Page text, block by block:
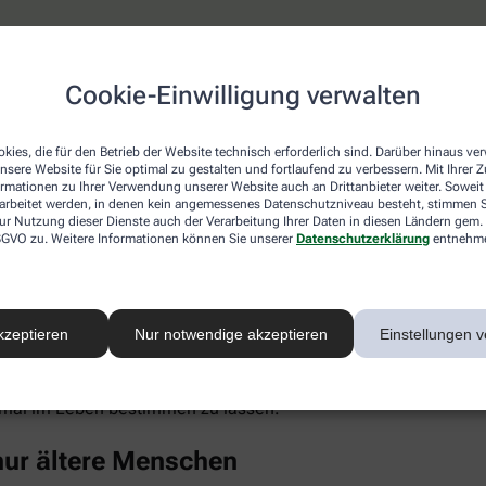
Cookie-Einwilligung verwalten
die für den Betrieb der Website technisch erforderlich sind. Darüber hinaus
Website für Sie optimal zu gestalten und fortlaufend zu verbessern. Mit Ihrer
zu Ihrer Verwendung unserer Website auch an Drittanbieter weiter. Soweit
werden, in denen kein angemessenes Datenschutzniveau besteht, stimmen
Nutzung dieser Dienste auch der Verarbeitung Ihrer Daten in diesen Ländern
zu. Weitere Informationen können Sie unserer Datenschutzerklärung
Nur notwendige akzeptieren Einstellungen
erhöhten Cholesterinwerte
wähnt sich oft in Sicherheit, weil hohe Cholesterinwerte
die Blutfettwerte in die Höhe treiben. Dazu gehören auch
chronischer Stress, Alkoholkonsum und Medikamente wie
Baby-Pille untersucht und bei jungen Frauen (14 bis 19
Punkt 4). Als großer Risikofaktor hat sich in den
Cholesterin im Blut.
kann sich in der Gefäßwand ablagern, chronische
unter anderem mit einem deutlich gesteigerten Risiko
im Blut ist überwiegend genetisch bestimmt,
gesunden Lebensstil merklich senken (wenngleich
im Leben bestimmen zu lassen.
ältere Menschen